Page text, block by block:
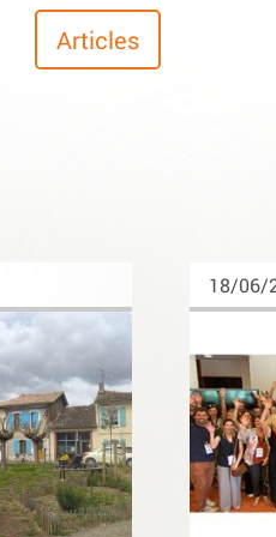
Articles
18/06/